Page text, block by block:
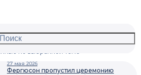
по выбранной теме
27 мая 2026
Фергюсон пропустил церемонию